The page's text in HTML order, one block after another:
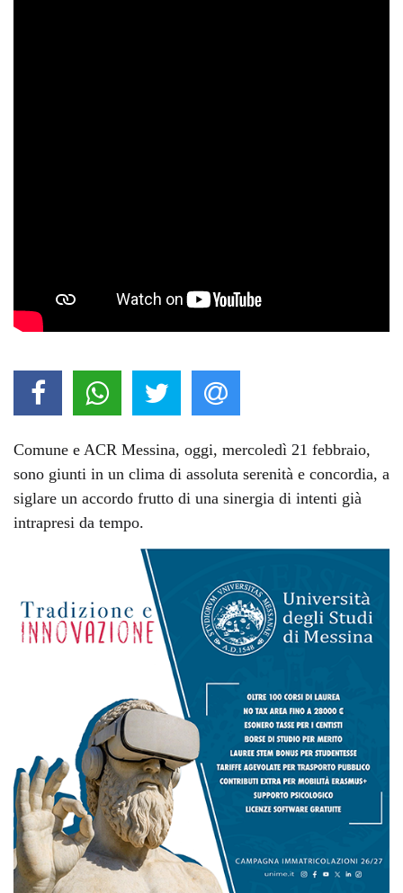
Comune e ACR Messina, oggi, mercoledì 21 febbraio,
sono giunti in un clima di assoluta serenità e concordia, a
siglare un accordo frutto di una sinergia di intenti già
intrapresi da tempo.